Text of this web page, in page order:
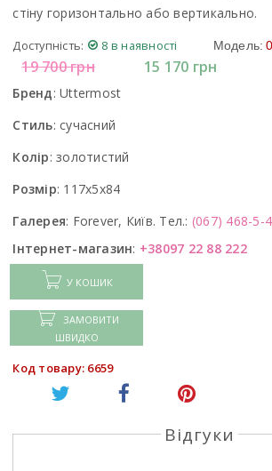
стіну горизонтально або вертикально.
Доступність: 8 в наявності Модель:
19 700грн 15 170 грн
Бренд:Uttermost
Стиль: сучасний
Колір:золотистий
Розмір: 117x5x84
Галерея: Forever, Київ. Тел.: (067) 468-5-
Інтернет-магазин: +38097 22 88 222
У КОШИК
ЗАМОВИТИ
ШВИДКО
Код товару: 6659
Відгуки